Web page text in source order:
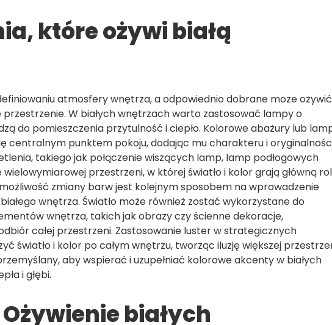
które ożywi białą
atmosfery wnętrza, a odpowiednio dobrane może ożywić
W białych wnętrzach warto zastosować lampy o
do pomieszczenia przytulność i ciepło. Kolorowe abażury lub
centralnym punktem pokoju, dodając mu charakteru i
takiego jak połączenie wiszących lamp, lamp podłogowych
przestrzeni, w której światło i kolor grają główną
zmiany barw jest kolejnym sposobem na wprowadzenie
wnętrza. Światło może również zostać wykorzystane do
wnętrza, takich jak obrazy czy ścienne dekoracje,
całej przestrzeni. Zastosowanie luster w strategicznych
światło i kolor po całym wnętrzu, tworząc iluzję większej
aby wspierać i uzupełniać kolorowe akcenty w białych
i głębi.
białych